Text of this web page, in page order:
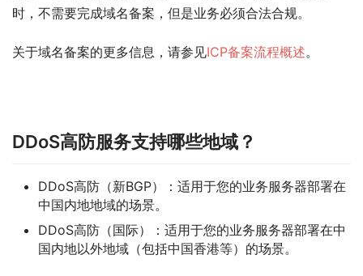
时，不需要完成域名备案，但是业务必须合法合规。
关于域名备案的更多信息，请参见ICP备案流程概述。
DDoS高防服务支持哪些地域？
DDoS高防（新BGP）：适用于您的业务服务器部署在
中国内地地域的场景。
DDoS高防（国际）：适用于您的业务服务器部署在中
国内地以外地域（包括中国香港等）的场景。